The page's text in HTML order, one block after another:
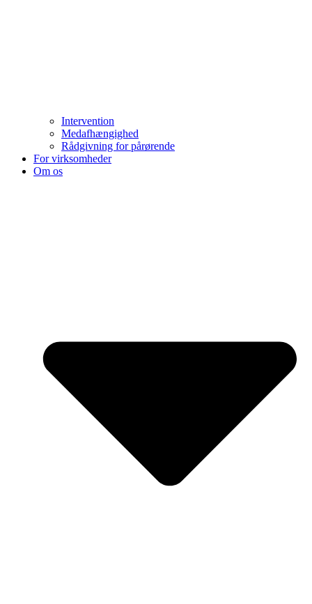
Intervention
Medafhængighed
Rådgivning for pårørende
For virksomheder
Om os